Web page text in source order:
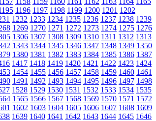
1196 1197 1198 1199 1200 1201 1202
1232 1233 1234 1235 1236 1237 1238 1239
1269 1270 1271 1272 1273 1274 1275 1276
1306 1307 1308 1309 1310 1311 1312 1313
1343 1344 1345 1346 1347 1348 1349 1350
1380 1381 1382 1383 1384 1385 1386 1387
1417 1418 1419 1420 1421 1422 1423 1424
1454 1455 1456 1457 1458 1459 1460 1461
1491 1492 1493 1494 1495 1496 1497 1498
1528 1529 1530 1531 1532 1533 1534 1535
1565 1566 1567 1568 1569 1570 1571 1572
1602 1603 1604 1605 1606 1607 1608 1609
1639 1640 1641 1642 1643 1644 1645 1646